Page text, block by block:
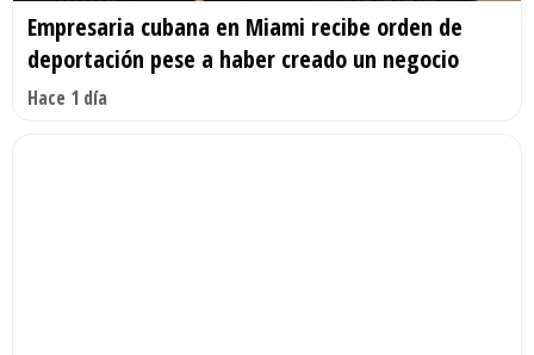
Empresaria cubana en Miami recibe orden de
deportación pese a haber creado un negocio
Hace 1 día